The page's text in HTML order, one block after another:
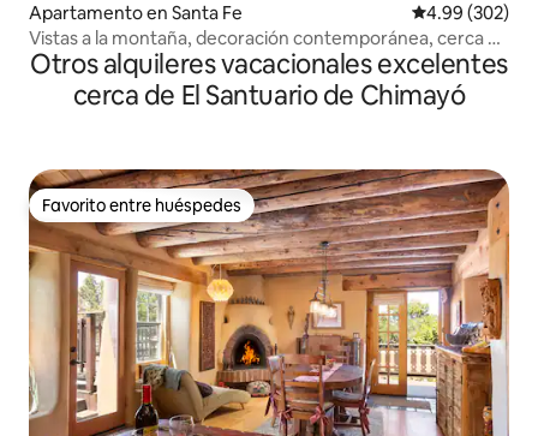
Apartamento en Santa Fe Calificación
4.99 (302)
Vistas a la montaña, decoración contemporánea, cerca de
la Plaza.
Otros alquileres vacacionales excelentes
cerca de El Santuario de Chimayó
Favorito entre huéspedes
Favorito entre huéspedes